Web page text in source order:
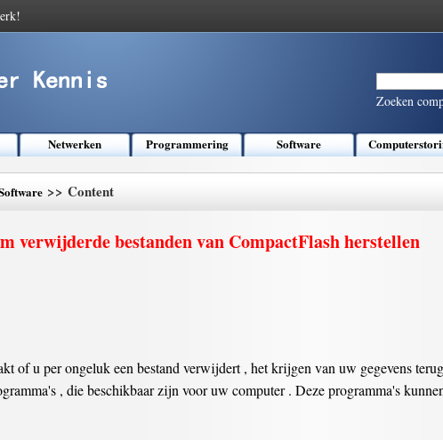
Zoeken
Netwerken Programmering Software
>> Content
verwijderde bestanden van CompactFlash herstellen
of u per ongeluk een bestand verwijdert , het krijgen van uw gegevens
, die beschikbaar zijn voor uw computer . Deze programma's